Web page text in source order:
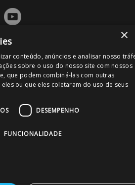
×
conteúdo, anúncios e analisar nosso
sobre o uso do nosso site com nossos
que podem combiná-las com outras
ou que eles coletaram do uso de seus
DESEMPENHO
FUNCIONALIDADE